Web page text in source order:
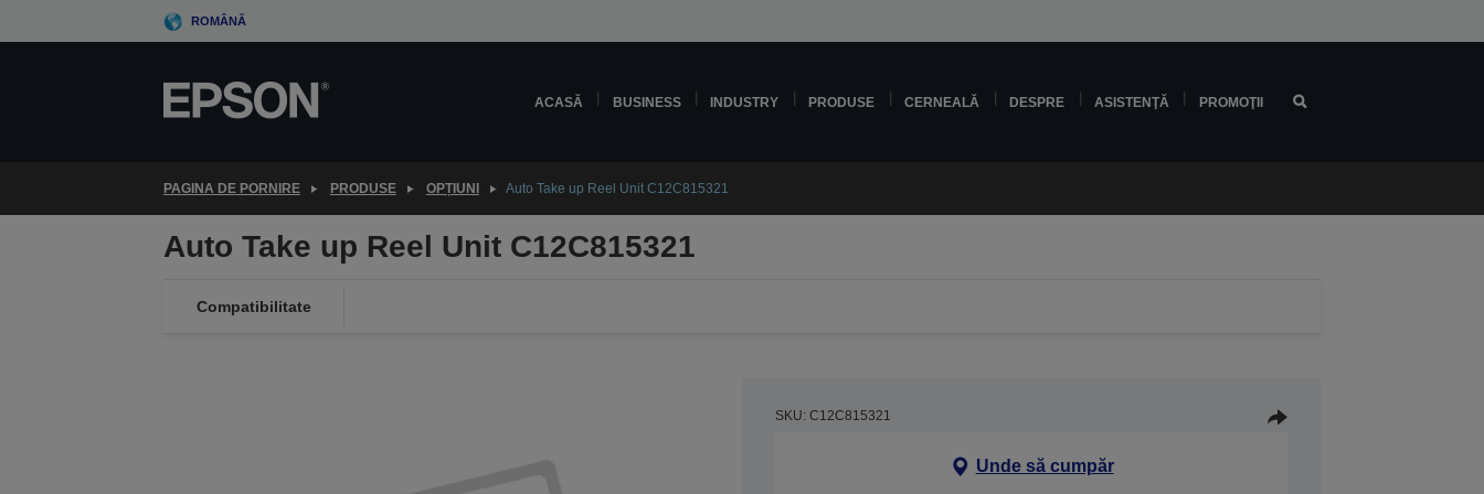
to
ROMÂNĂ
ACASĂ BUSINESS INDUSTRY PRODUSE CERNEALĂ DESPRE ASISTENŢĂ PROMOŢII
PAGINA DE PORNIRE PRODUSE OPȚIUNI Auto Take up Reel Unit C12C815321
Auto Take up Reel Unit C12C815321
Compatibilitate
SKU: C12C815321
Unde să cumpăr